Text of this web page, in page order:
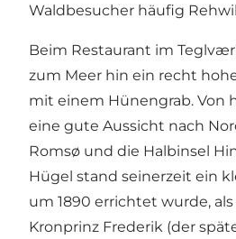
Waldbesucher häufig
Beim Restaurant im
zum Meer hin ein recht
mit einem Hünengrab. Von
eine gute Aussicht nach
Romsø und die Halbinsel
Hügel stand seinerzeit ein
um 1890 errichtet wurde,
Kronprinz Frederik (der